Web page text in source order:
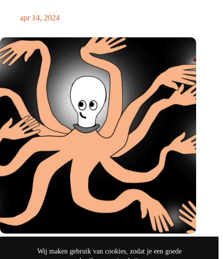
Wij maken gebruik van cookies, zodat je een goede
apr 14, 2024
IO’s week: knowledge hiding VS kennis delen
mrt 24, 2024